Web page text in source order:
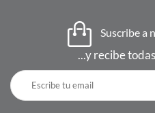
Suscribe a
...y recibe todas